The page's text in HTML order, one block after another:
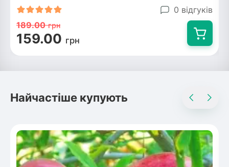
0 відгуків
189.00 грн
159.00 грн
Найчастіше купують